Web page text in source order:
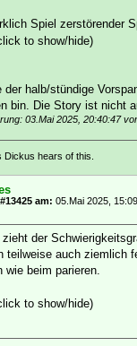
Spiel zerstörender
to show/hide)
der halb/stündige
bin. Die Story ist nicht
03.Mai 2025, 20:40:47
Dickus hears of this.
am: 05.Mai 2025,
der
teilweise auch ziemlich
wie beim parieren.
to show/hide)